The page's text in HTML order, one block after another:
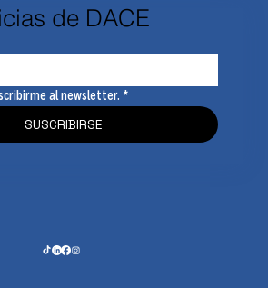
de DACE
al newsletter. *
SUSCRIBIRSE